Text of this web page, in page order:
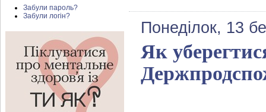
Забули пароль?
Забули логін?
Понеділок, 13
Як